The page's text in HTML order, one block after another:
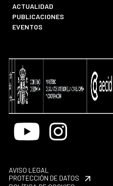
ACTUALIDAD
PUBLICACIONES
EVENTOS
Youtube Instagram
AVISO LEGAL
PROTECCIÓN DE DATOS